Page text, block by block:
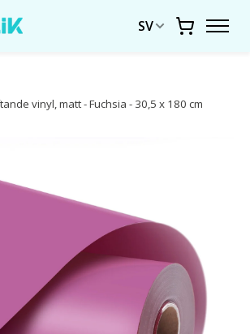
SV Vagn
vinyl, matt - Fuchsia - 30,5 x 180 cm